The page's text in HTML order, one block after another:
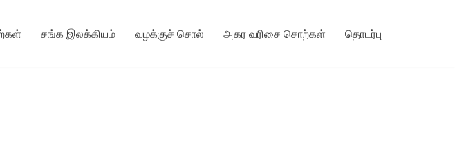
சங்க இலக்கியம் வழக்குச் சொல் அகர வரிசை சொற்கள் தொடர்பு